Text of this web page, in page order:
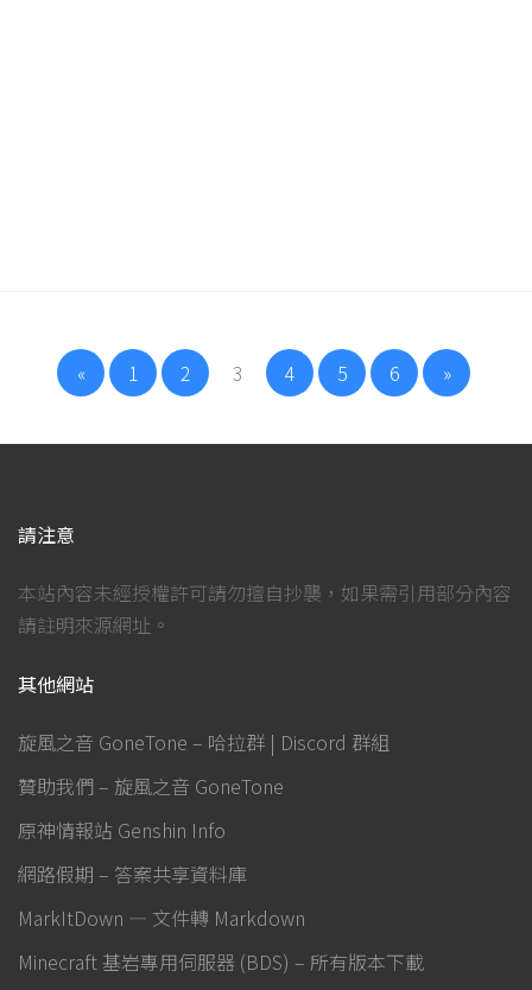
« 1 2 3 4 5 6 »
請注意
本站內容未經授權許可請勿擅自抄襲，如果需引用部分內容
請註明來源網址。
其他網站
旋風之音 GoneTone – 哈拉群 | Discord 群組
贊助我們 – 旋風之音 GoneTone
原神情報站 Genshin Info
網路假期 – 答案共享資料庫
MarkItDown — 文件轉 Markdown
Minecraft 基岩專用伺服器 (BDS) – 所有版本下載